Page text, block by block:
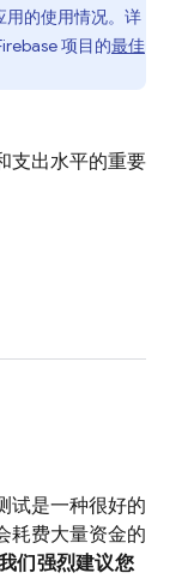
用的使用情况。详
项目的最佳
支出水平的重要
试是一种很好的
耗费大量资金的
们强烈建议您